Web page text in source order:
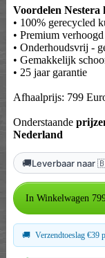
Voordelen
• 100% gerecycled
• Premium
• Onderhoudsvrij -
• Gemakkelijk
• 25 jaar garantie
Afhaalprijs: 799
Onderstaande
Nederland
🚚Leverbaar
🚚 Verzendtoeslag €39